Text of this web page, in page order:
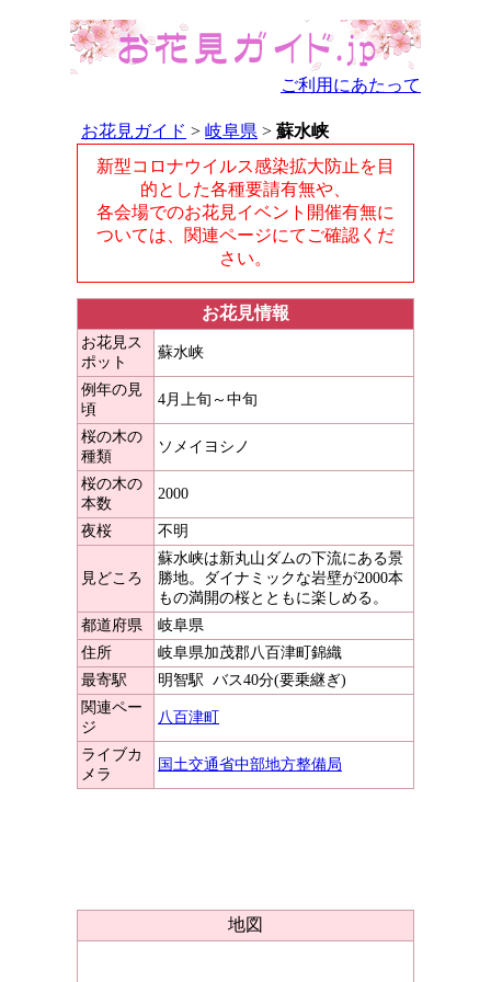
ご利用にあたって
お花見ガイド > 岐阜県 > 蘇水峡
新型コロナウイルス感染拡大防止を目
的とした各種要請有無や、
各会場でのお花見イベント開催有無に
ついては、関連ページにてご確認くだ
さい。
お花見情報
お花見ス
ポット
蘇水峡
例年の見
頃
4月上旬～中旬
桜の木の
種類
ソメイヨシノ
桜の木の
本数
2000
夜桜 不明
見どころ
蘇水峡は新丸山ダムの下流にある景
勝地。ダイナミックな岩壁が2000本
もの満開の桜とともに楽しめる。
都道府県
岐阜県
住所
岐阜県加茂郡八百津町錦織
最寄駅
明智駅 バス40分(要乗継ぎ)
関連ペー
ジ
八百津町
ライブカ
メラ
国土交通省中部地方整備局
地図